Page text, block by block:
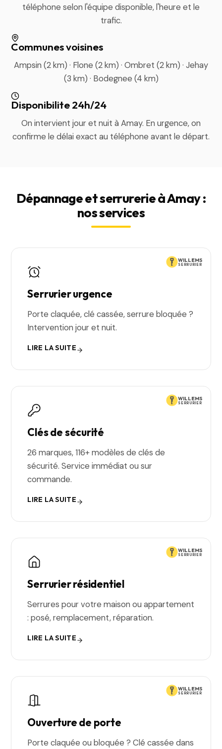
téléphone selon l'équipe disponible, l'heure et le
trafic.
Communes voisines
Ampsin (2 km) · Flone (2 km) · Ombret (2 km) · Jehay
(3 km) · Bodegnee (4 km)
Disponibilite 24h/24
On intervient jour et nuit à Amay. En urgence, on
confirme le délai exact au téléphone avant le départ.
Dépannage et serrurerie à Amay :
nos services
WILLEMS
SERRURIER
Serrurier urgence
Porte claquée, clé cassée, serrure bloquée ?
Intervention jour et nuit.
LIRE LA SUITE
WILLEMS
SERRURIER
Clés de sécurité
26 marques, 116+ modèles de clés de
sécurité. Service immédiat ou sur
commande.
LIRE LA SUITE
WILLEMS
SERRURIER
Serrurier résidentiel
Serrures pour votre maison ou appartement
: posé, remplacement, réparation.
LIRE LA SUITE
WILLEMS
SERRURIER
Ouverture de porte
Porte claquée ou bloquée ? Clé cassée dans